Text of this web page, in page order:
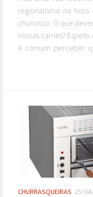
regionalismo na hora
churrasco. O que
nossas carnes?
é comum perceber
CHURRASQUEIRAS 25/